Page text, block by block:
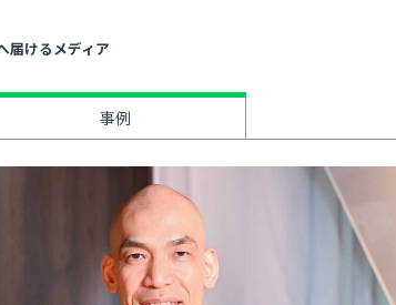
届けるメディア
事例